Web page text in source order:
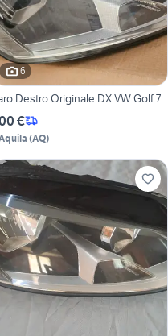
6
Destro Originale DX VW Golf 7
€
(AQ)